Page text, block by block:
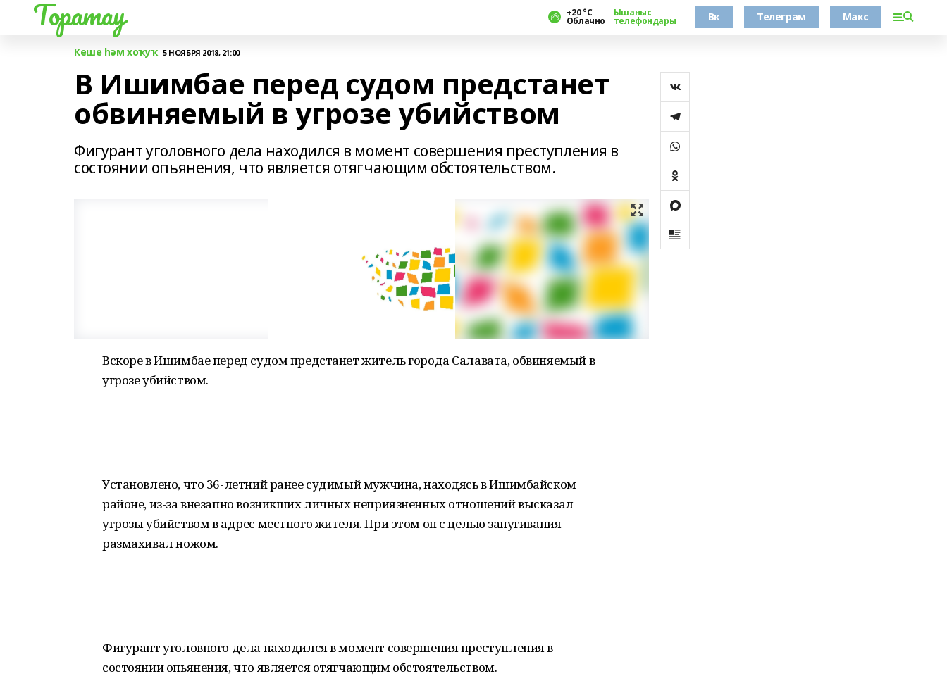
Торатау +20 °С
Облачно
Ышаныс
телефондары Вк Телеграм Макс
Кеше һәм хоҡуҡ 5 НОЯБРЯ 2018, 21:00
В Ишимбае перед судом предстанет
обвиняемый в угрозе убийством
Фигурант уголовного дела находился в момент совершения преступления в
состоянии опьянения, что является отягчающим обстоятельством.
Вскоре в Ишимбае перед судом предстанет житель города Салавата, обвиняемый в
угрозе убийством.
Установлено, что 36-летний ранее судимый мужчина, находясь в Ишимбайском
районе, из-за внезапно возникших личных неприязненных отношений высказал
угрозы убийством в адрес местного жителя. При этом он с целью запугивания
размахивал ножом.
Фигурант уголовного дела находился в момент совершения преступления в
состоянии опьянения, что является отягчающим обстоятельством.